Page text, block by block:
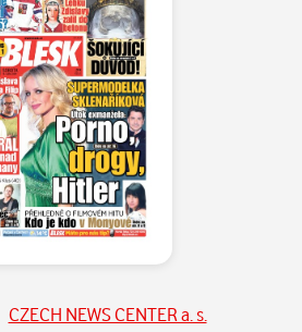
CZECH NEWS CENTER a. s.